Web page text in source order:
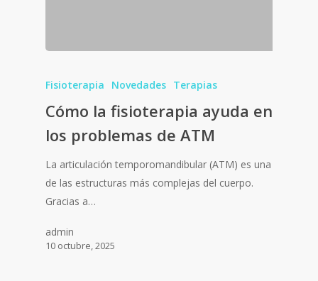
Fisioterapia Novedades Terapias
Cómo la fisioterapia ayuda en
los problemas de ATM
La articulación temporomandibular (ATM) es una
de las estructuras más complejas del cuerpo.
Gracias a…
admin
10 octubre, 2025